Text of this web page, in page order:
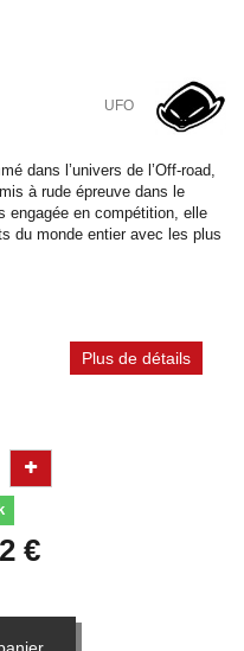
UFO
dans l’univers de l’Off-road,
à rude épreuve dans le
engagée en compétition, elle
du monde entier avec les plus
Plus de détails
€